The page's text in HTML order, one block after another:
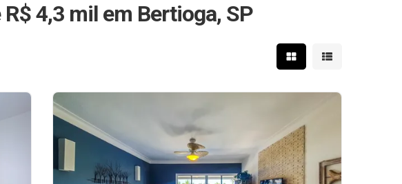
4,3 mil em Bertioga, SP
Mostrar resultados em
Mostrar